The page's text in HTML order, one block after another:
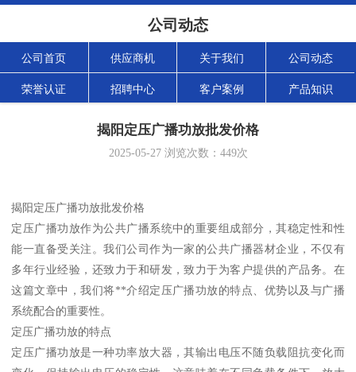
公司动态
公司首页 供应商机 关于我们 公司动态
荣誉认证 招聘中心 客户案例 产品知识
揭阳定压广播功放批发价格
2025-05-27浏览次数： 449次
揭阳定压广播功放批发价格
定压广播功放作为公共广播系统中的重要组成部分，其稳定性和性
能一直备受关注。我们公司作为一家的公共广播器材企业，不仅有
多年行业经验，还致力于和研发，致力于为客户提供的产品务。在
这篇文章中，我们将**介绍定压广播功放的特点、优势以及与广播
系统配合的重要性。
定压广播功放的特点
定压广播功放是一种功率放大器，其输出电压不随负载阻抗变化而